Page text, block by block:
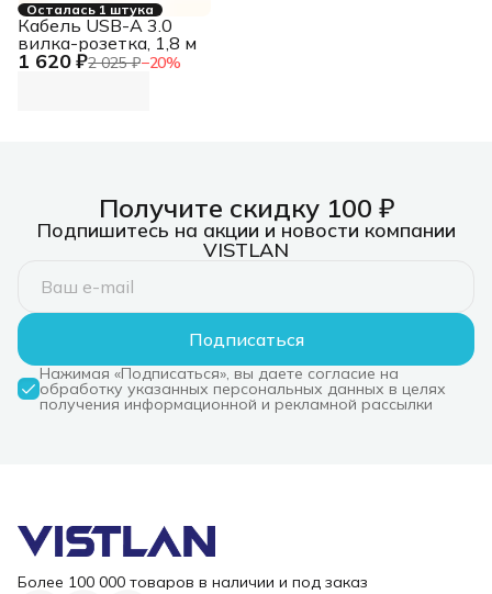
Осталась 1 штука
1 620 ₽2 025 ₽−20%
Кабель USB-A 3.0
вилка-розетка, 1,8 м
Получите скидку 100 ₽
Подпишитесь на акции и новости компании
VISTLAN
Подписаться
Нажимая «Подписаться», вы даете согласие на
обработку указанных персональных данных в целях
получения информационной и рекламной рассылки
Более 100 000 товаров в наличии и под заказ